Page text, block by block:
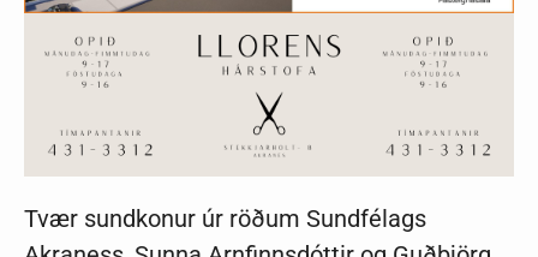
Tvær sundkonur úr röðum Sundfélags